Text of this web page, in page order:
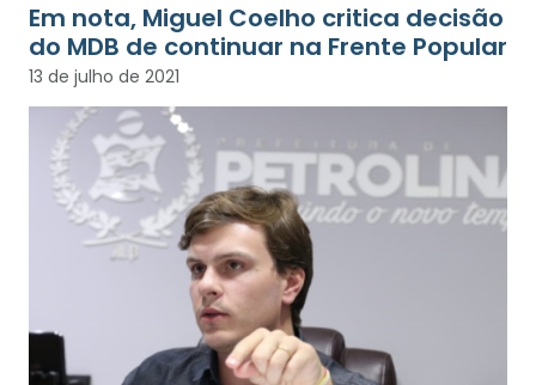
Em nota, Miguel Coelho critica decisão
do MDB de continuar na Frente Popular
13 de julho de 2021